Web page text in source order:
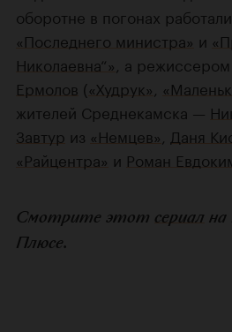
оборотне в погонах
«Последнего министра» и
Николаевна“» , а
Ермолов («Худрук»
жителей Среднекамска —
Завтур из «Немцев» Даня
«Райцентра» и Роман
Смотрите этот сериал на
Плюсе.